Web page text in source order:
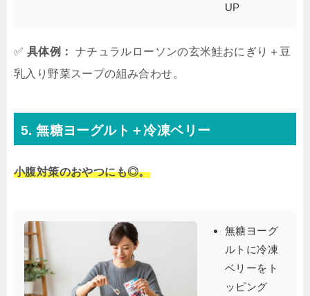
UP
✅ 具体例：
ナチュラルローソンの玄米鮭おにぎり＋豆
乳入り野菜スープの組み合わせ。
5. 無糖ヨーグルト＋冷凍ベリー
小腹対策のおやつにも◎。
無糖ヨーグ
ルトに冷凍
ベリーをト
ッピング